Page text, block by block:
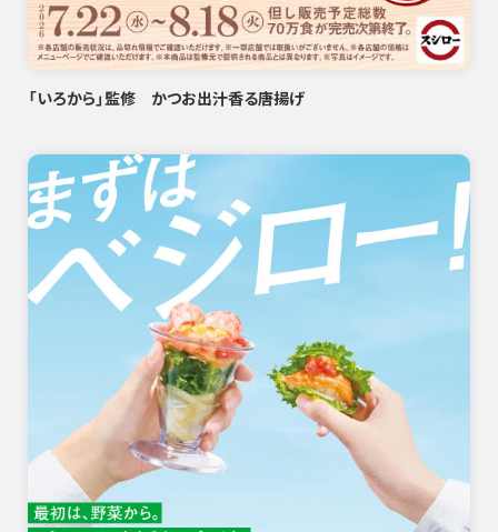
「いろから」監修 かつお出汁香る唐揚げ